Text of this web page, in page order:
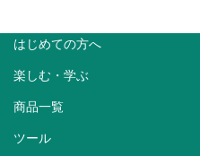
はじめての方へ
楽しむ・学ぶ
商品一覧
ツール